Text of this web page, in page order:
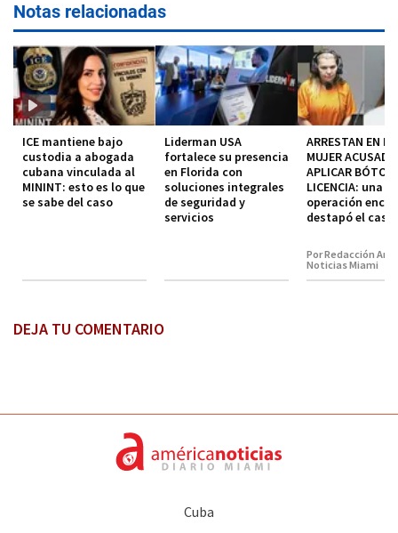
Notas relacionadas
ICE mantiene bajo
custodia a abogada
cubana vinculada al
MININT: esto es lo que
se sabe del caso
Liderman USA
fortalece su presencia
en Florida con
soluciones integrales
de seguridad y
servicios
ARRESTAN EN
MUJER
APLICAR BÓTOX
LICENCIA: una
operación
destapó el caso
Por Redacción
Noticias Miami
DEJA TU COMENTARIO
Cuba